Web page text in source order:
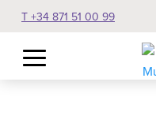
T +34 871 51 00 99